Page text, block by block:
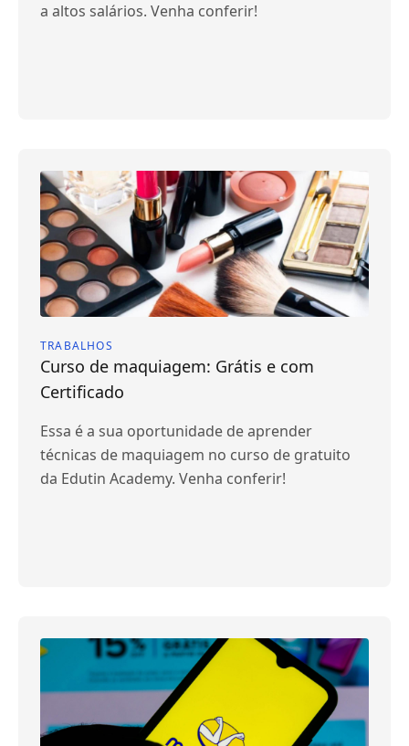
a altos salários. Venha conferir!
TRABALHOS
Curso de maquiagem: Grátis e com
Certificado
Essa é a sua oportunidade de aprender
técnicas de maquiagem no curso de gratuito
da Edutin Academy. Venha conferir!